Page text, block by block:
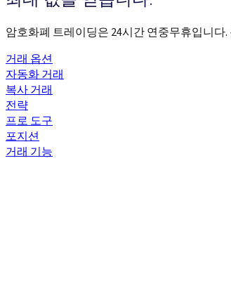
암호화폐 트레이딩은 24시간 연중무휴입니
거래 옵션
자동화 거래
복사 거래
전략
프로 도구
포지션
거래 기능